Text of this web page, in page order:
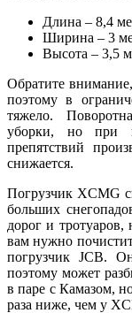
Длина – 8,4
Ширина – 3
Высота – 3,5
Обратите
поэтому в
тяжело.
уборки, но при
препятствий
снижается.
Погрузчик XCMG
больших
дорог и
вам нужно
погрузчик JCB.
поэтому может
в паре с Камазом,
раза ниже, чем у